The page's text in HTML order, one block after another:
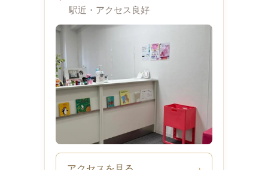
駅近・アクセス良好